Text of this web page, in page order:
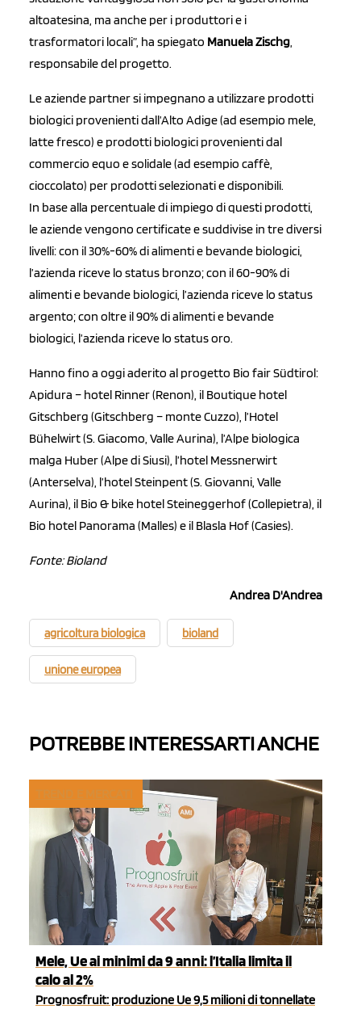
altoatesina, ma anche per i produttori e i
trasformatori locali”, ha spiegato Manuela Zischg
responsabile del progetto.
Le aziende partner si impegnano a utilizzare prodotti
biologici provenienti dall’Alto Adige (ad esempio mele,
latte fresco) e prodotti biologici provenienti dal
commercio equo e solidale (ad esempio caffè,
cioccolato) per prodotti selezionati e disponibili.
In base alla percentuale di impiego di questi prodotti,
le aziende vengono certificate e suddivise in tre diversi
livelli: con il 30%-60% di alimenti e bevande biologici,
l’azienda riceve lo status bronzo; con il 60-90% di
alimenti e bevande biologici, l’azienda riceve lo status
argento; con oltre il 90% di alimenti e bevande
biologici, l’azienda riceve lo status oro.
Hanno fino a oggi aderito al progetto Bio fair Südtirol:
Apidura – hotel Rinner (Renon), il Boutique hotel
Gitschberg (Gitschberg – monte Cuzzo), l’Hotel
Bühelwirt (S. Giacomo, Valle Aurina), l’Alpe biologica
malga Huber (Alpe di Siusi), l’hotel Messnerwirt
(Anterselva), l’hotel Steinpent (S. Giovanni, Valle
Aurina), il Bio & bike hotel Steineggerhof (Collepietra), il
Bio hotel Panorama (Malles) e il Blasla Hof (Casies).
Fonte: Bioland
Andrea D'Andrea
agricoltura biologica bioland
unione europea
POTREBBE INTERESSARTI ANCHE
Mele, Ue ai minimi da 9 anni: l’Italia limita il
calo al 2%
Prognosfruit: produzione Ue 9,5 milioni di tonnellate